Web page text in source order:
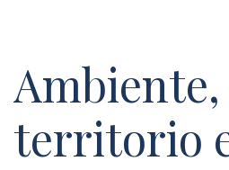
Ambiente,
territorio